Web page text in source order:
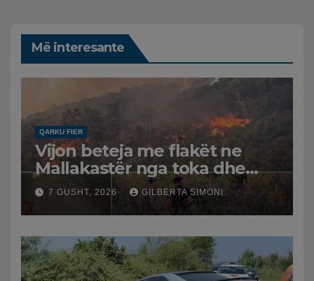
Më interesante
QARKU FIER
Vijon beteja me flakët ne
Mallakastër nga toka dhe
nga ajri me dy helikopterë.
7 GUSHT, 2026 GILBERTA SIMONI